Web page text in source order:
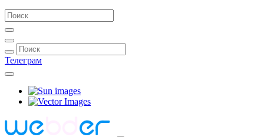
Телеграм